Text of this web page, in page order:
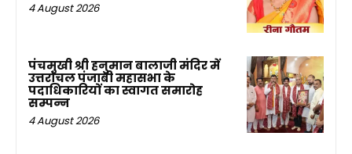
4 August 2026
पंचमुखी श्री हनुमान बालाजी मंदिर में
उत्तरांचल पंजाबी महासभा के
पदाधिकारियों का स्वागत समारोह
सम्पन्न
4 August 2026